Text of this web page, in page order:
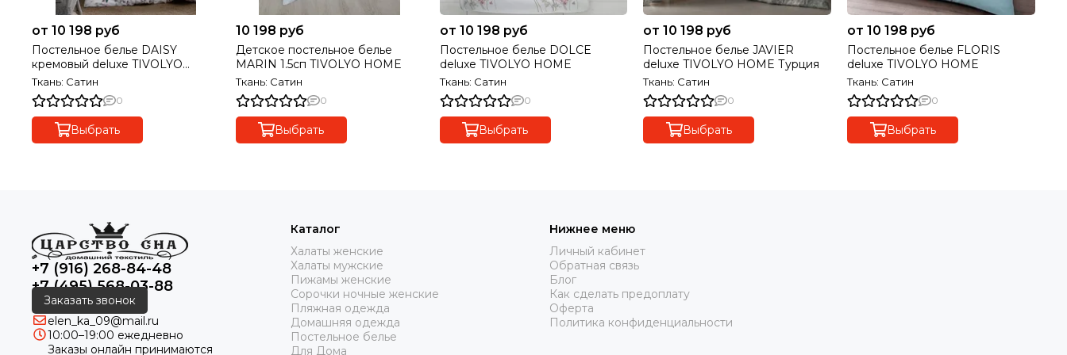
от 10 198 руб
Постельное белье DAISY
кремовый deluxe TIVOLYO
HOME Турция
Ткань: Сатин
0
Выбрать
10 198 руб
Детское постельное белье
MARIN 1.5сп TIVOLYO HOME
Ткань: Сатин
0
Выбрать
от 10 198 руб
Постельное белье DOLCE
deluxe TIVOLYO HOME
Ткань: Сатин
0
Выбрать
от 10 198 руб
Постельное белье JAVIER
deluxe TIVOLYO HOME Турция
Ткань: Сатин
0
Выбрать
от 10 198 руб
Постельное белье FLORIS
deluxe TIVOLYO HOME
Ткань: Сатин
0
Выбрать
+7 (916) 268-84-48
+7 (495) 568-03-88
Заказать звонок
elen_ka_09@mail.ru
10:00–19:00 ежедневно
Заказы онлайн принимаются
Каталог
Халаты женские
Халаты мужские
Пижамы женские
Сорочки ночные женские
Пляжная одежда
Домашняя одежда
Постельное белье
Для Дома
Нижнее меню
Личный кабинет
Обратная связь
Блог
Как сделать предоплату
Оферта
Политика конфиденциальности